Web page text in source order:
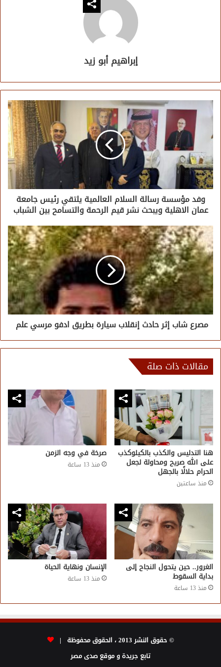
إبراهيم أبو زيد
وفد مؤسسة رسالة السلام العالمية يلتقي رئيس جامعة
عمان الاهلية ويبحث نشر قيم الرحمة والتسامح بين الشباب
مصرع شاب إثر حادث إنقلاب سيارة بطريق ادفو مرسي علم
مقالات ذات صلة
هنا التدليس والكذب بالكيلوكذب
على الله صريح ومحاولة لجعل
الحرام حلالًا بالجهل
منذ ساعتين
صرخة في وجه الزمن
منذ 13 ساعة
الغرور.. حين يتحول النجاح إلى
بداية السقوط
منذ 13 ساعة
الإنسان ونهاية الحياة
منذ 13 ساعة
© حقوق النشر 2013 ، الحقوق محفوظة |
تابع جريدة و موقع صدى مصر